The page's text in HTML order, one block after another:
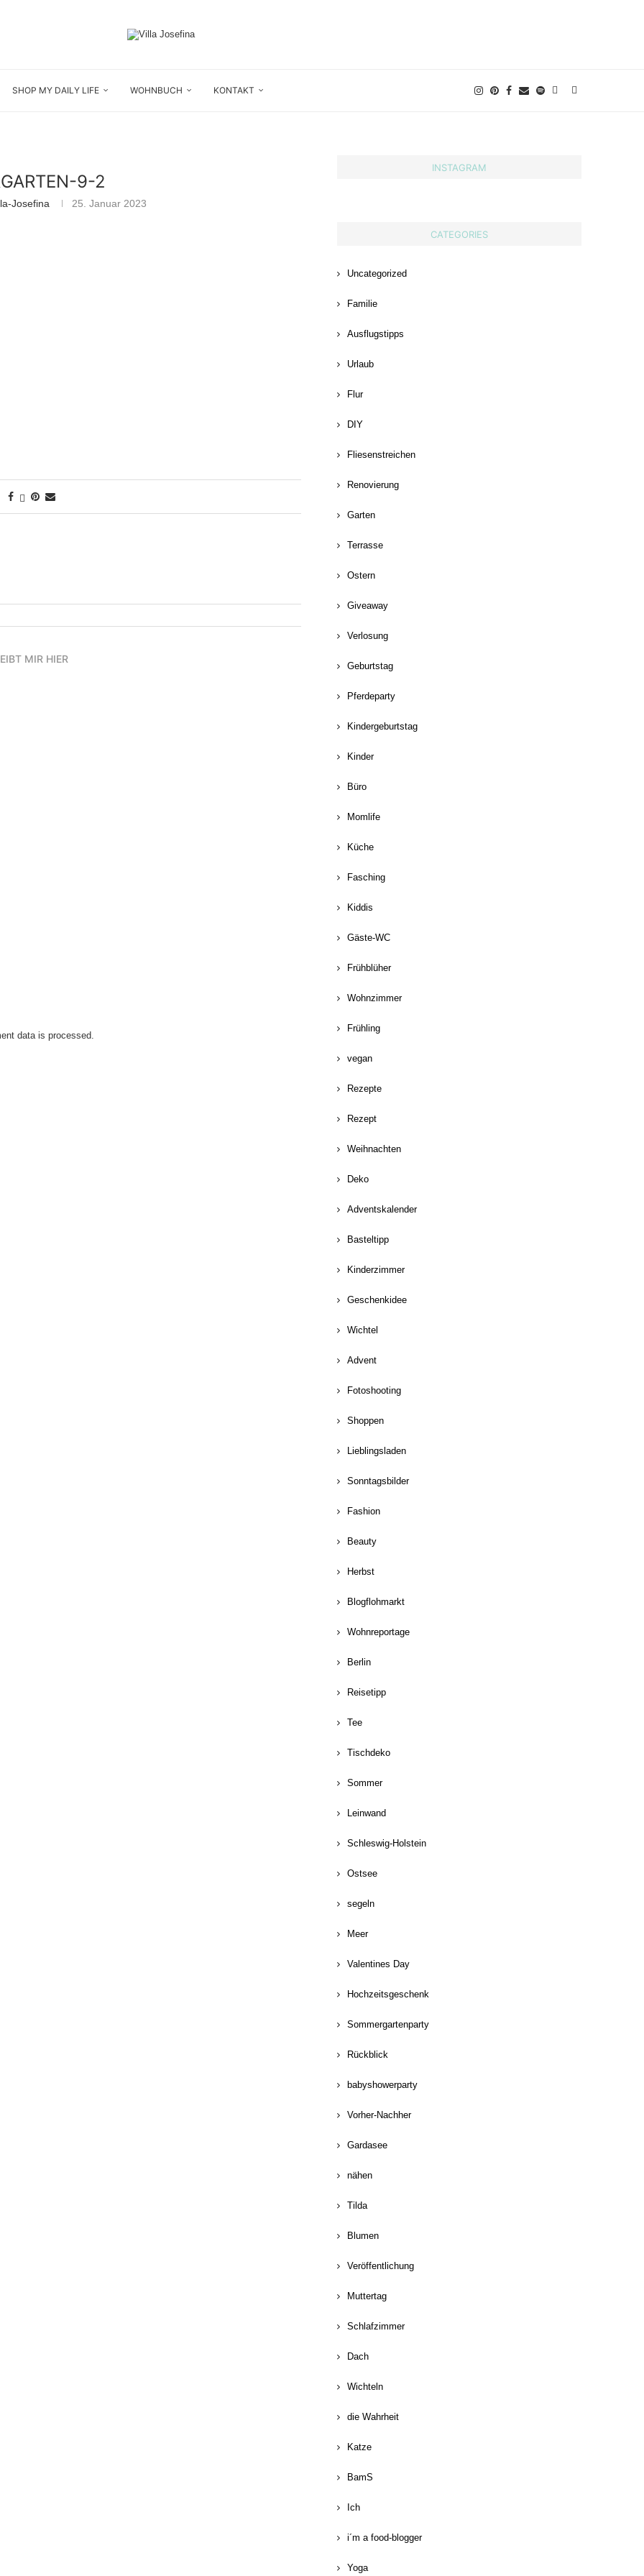
SHOP MY DAILY LIFE WOHNBUCH KONTAKT
9-2
Josefina 25. Januar 2023
MIR HIER
data is processed.
INSTAGRAM
CATEGORIES
Uncategorized
Familie
Ausflugstipps
Urlaub
Flur
DIY
Fliesenstreichen
Renovierung
Garten
Terrasse
Ostern
Giveaway
Verlosung
Geburtstag
Pferdeparty
Kindergeburtstag
Kinder
Büro
Momlife
Küche
Fasching
Kiddis
Gäste-WC
Frühblüher
Wohnzimmer
Frühling
vegan
Rezepte
Rezept
Weihnachten
Deko
Adventskalender
Basteltipp
Kinderzimmer
Geschenkidee
Wichtel
Advent
Fotoshooting
Shoppen
Lieblingsladen
Sonntagsbilder
Fashion
Beauty
Herbst
Blogflohmarkt
Wohnreportage
Berlin
Reisetipp
Tee
Tischdeko
Sommer
Leinwand
Schleswig-Holstein
Ostsee
segeln
Meer
Valentines Day
Hochzeitsgeschenk
Sommergartenparty
Rückblick
babyshowerparty
Vorher-Nachher
Gardasee
nähen
Tilda
Blumen
Veröffentlichung
Muttertag
Schlafzimmer
Dach
Wichteln
die Wahrheit
Katze
BamS
Ich
i´m a food-blogger
Yoga